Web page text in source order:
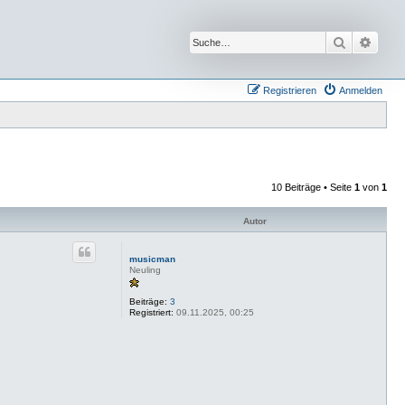
Suche
Anmelden
Registrieren
10 Beiträge • Seite 1 von 1
Autor
musicman
Neuling
Beiträge: 3
Registriert: 09.11.2025, 00:25